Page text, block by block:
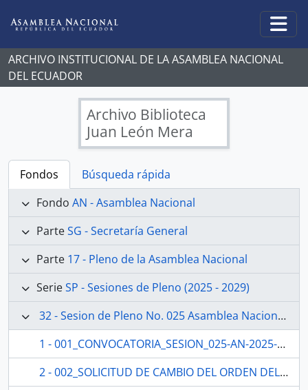
ARCHIVO INSTITUCIONAL DE LA ASAMBLEA NACIONAL
DEL ECUADOR
Archivo Biblioteca
Juan León Mera
Fondos
Búsqueda rápida
Fondo AN - Asamblea Nacional
ParteSG - Secretaría General
Parte 17 - Pleno de la Asamblea Nacional
SerieSP - Sesiones de Pleno (2025 - 2029)
32 - Sesion de Pleno No. 025 Asamblea Nacional 2025-2027
1 - 001_CONVOCATORIA_SESION_025-AN-2025-2029_05-08-25SESION DEL PLENO N 025 ASAMBLEA NACIONAL 2025-2027
2 - 002_SOLICITUD DE CAMBIO DEL ORDEN DEL DIA ROQUE ORDOÑEZ_05-08-25 SESION DEL PLENO N 025 ASAMBLEA NACIONAL 2025-2027